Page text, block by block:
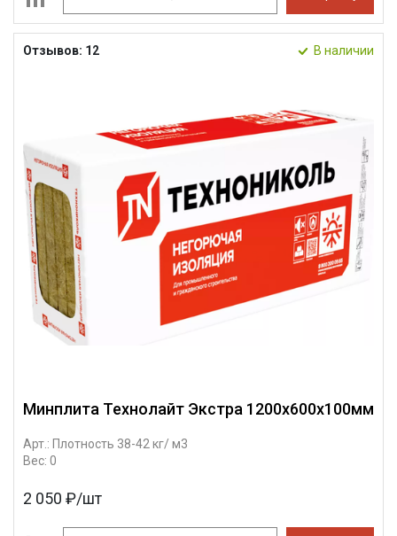
Отзывов: 12 В наличии
Минплита Технолайт Экстра 1200х600х100мм
Арт.: Плотность 38-42 кг/ м3
Вес: 0
2 050 ₽/шт